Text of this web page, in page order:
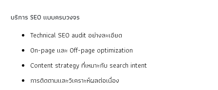
บริการ SEO แบบครบวงจร
Technical SEO audit อย่างละเอียด
On-page และ Off-page optimization
Content strategy ที่เหมาะกับ search intent
การติดตามและวิเคราะห์ผลต่อเนื่อง